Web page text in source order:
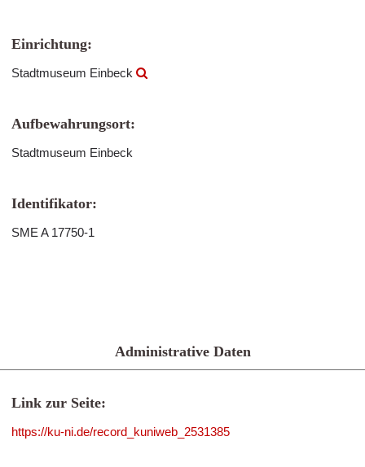
Einrichtung:
Stadtmuseum Einbeck
Aufbewahrungsort:
Stadtmuseum Einbeck
Identifikator:
SME A 17750-1
Administrative Daten
Link zur Seite:
https://ku-ni.de/record_kuniweb_2531385